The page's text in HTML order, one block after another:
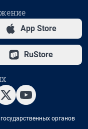
App Store
RuStore
органов